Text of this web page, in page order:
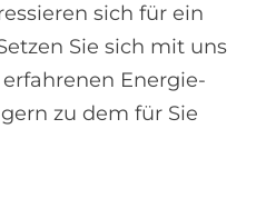
sich für ein
Sie sich mit uns
Energie-
zu dem für Sie